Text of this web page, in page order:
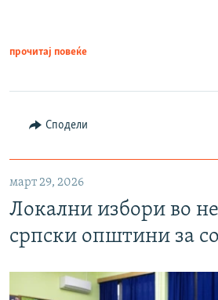
прочитај повеќе
Сподели
март 29, 2026
Локални избори во
српски општини за